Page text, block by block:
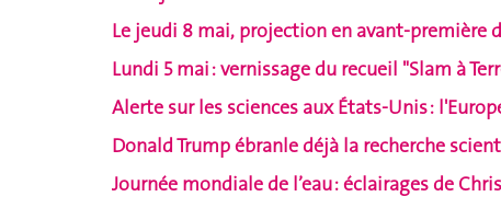
Le jeudi 8 mai, projection en avant-première
Lundi 5 mai : vernissage du recueil "Slam à
Alerte sur les sciences aux États-Unis :
Donald Trump ébranle déjà la recherche
Journée mondiale de l’eau : éclairages de